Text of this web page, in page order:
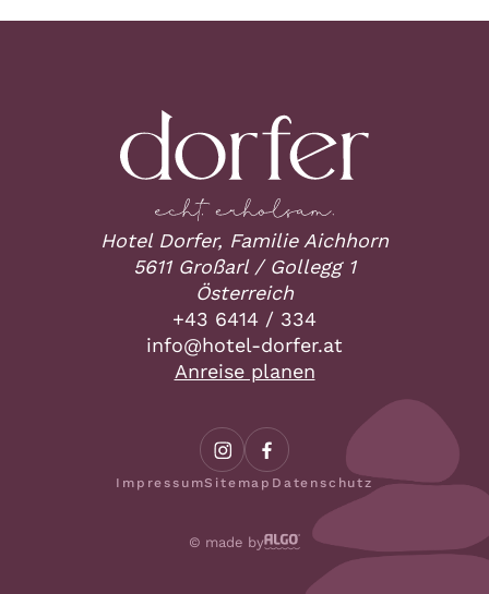
Hotel Dorfer, Familie Aichhorn
5611 Großarl / Gollegg 1
Österreich
+43 6414 / 334
ta.refrod-letoh@ofni
Anreise planen
ImpressumSitemap Datenschutz
© made by